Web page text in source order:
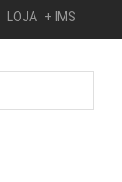
LOJA + IMS